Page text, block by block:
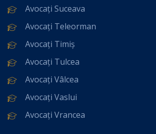
Avocați Suceava
Avocați Teleorman
Avocați Timiș
Avocați Tulcea
Avocați Vâlcea
Avocați Vaslui
Avocați Vrancea